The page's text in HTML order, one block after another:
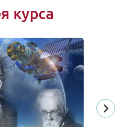
курса